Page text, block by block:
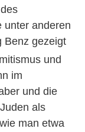
unter anderen
Benz gezeigt
und
im
und die
als
man etwa